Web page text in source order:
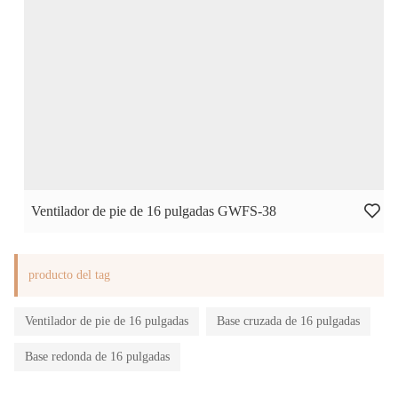
Ventilador de pie de 16 pulgadas GWFS-38
producto del tag
Ventilador de pie de 16 pulgadas Base cruzada de 16 pulgadas
Base redonda de 16 pulgadas